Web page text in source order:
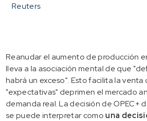
Reuters
Reanudar el aumento de producción
lleva a la asociación mental de que
habrá un exceso". Esto facilita la venta
"expectativas" deprimen el mercado
demanda real. La decisión de OPEC+
se puede interpretar como una